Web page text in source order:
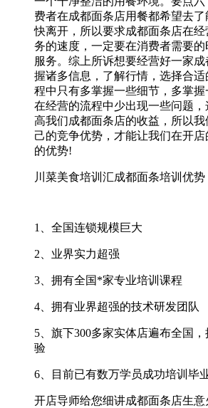
费者在成都面条店用餐都希望去
快离开，所以要求成都面条店在
务的速度，一定要在消费者需要
服务。综上所诉想要经营好一家
握诸多信息，了解行情，选择合
程中只有多掌握一些细节，多掌
在经营的流程中少出现一些问题
高我们成都面条店的收益，所以
己的竞争优势，才能让我们在开
的优势!
川菜美食培训汇成都面条培训优势
1、全国连锁规模巨大
2、业界实力超强
3、拥有全国*家专业培训课程
4、拥有业界超强的技术研发团队
5、旗下300多家实体店遍布全国
验
6、目前已有数万学员成功培训毕
开店导师给您细讲成都面条店生